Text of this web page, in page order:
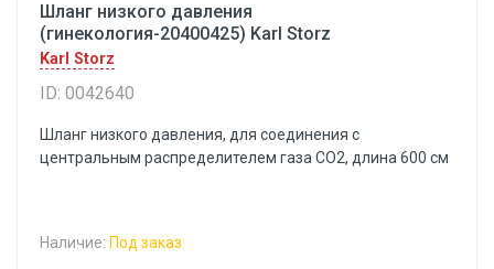
Шланг низкого давления
(гинекология-20400425) Karl Storz
Karl Storz
ID: 0042640
Шланг низкого давления, для соединения с
центральным распределителем газа СО2, длина 600 см
Наличие: Под заказ